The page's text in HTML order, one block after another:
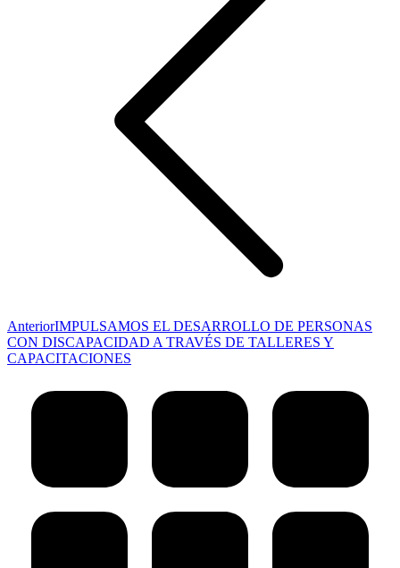
AnteriorPublicación
anterior:
IMPULSAMOS EL DESARROLLO DE PERSONAS
CON DISCAPACIDAD A TRAVÉS DE TALLERES Y
CAPACITACIONES